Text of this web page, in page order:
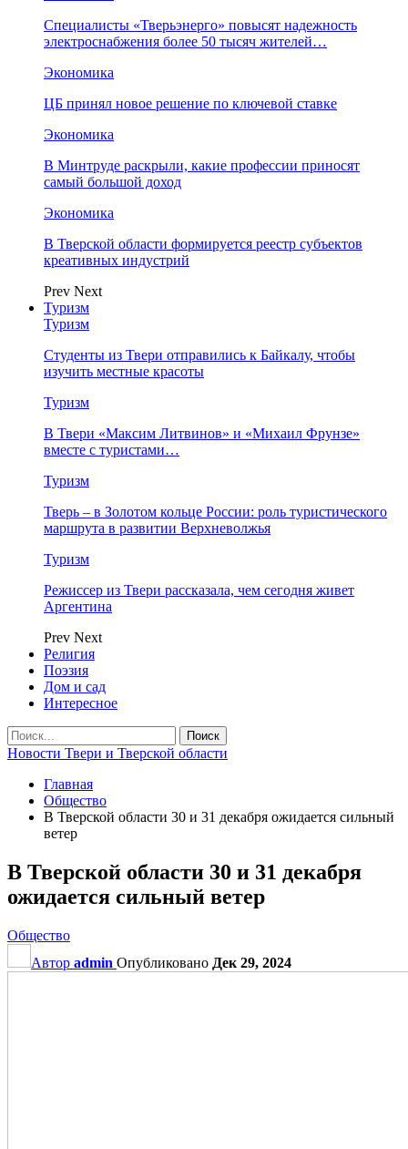
Специалисты «Тверьэнерго» повысят надежность
электроснабжения более 50 тысяч жителей…
Экономика
ЦБ принял новое решение по ключевой ставке
Экономика
В Минтруде раскрыли, какие профессии приносят
самый большой доход
Экономика
В Тверской области формируется реестр субъектов
креативных индустрий
Prev Next
Туризм
Туризм
Студенты из Твери отправились к Байкалу, чтобы
изучить местные красоты
Туризм
В Твери «Максим Литвинов» и «Михаил Фрунзе»
вместе с туристами…
Туризм
Тверь – в Золотом кольце России: роль туристического
маршрута в развитии Верхневолжья
Туризм
Режиссер из Твери рассказала, чем сегодня живет
Аргентина
Prev Next
Религия
Поэзия
Дом и сад
Интересное
Новости Твери и Тверской области
Главная
Общество
В Тверской области 30 и 31 декабря ожидается сильный
ветер
В Тверской области 30 и 31 декабря
ожидается сильный ветер
Общество
Автор admin Опубликовано Дек 29, 2024